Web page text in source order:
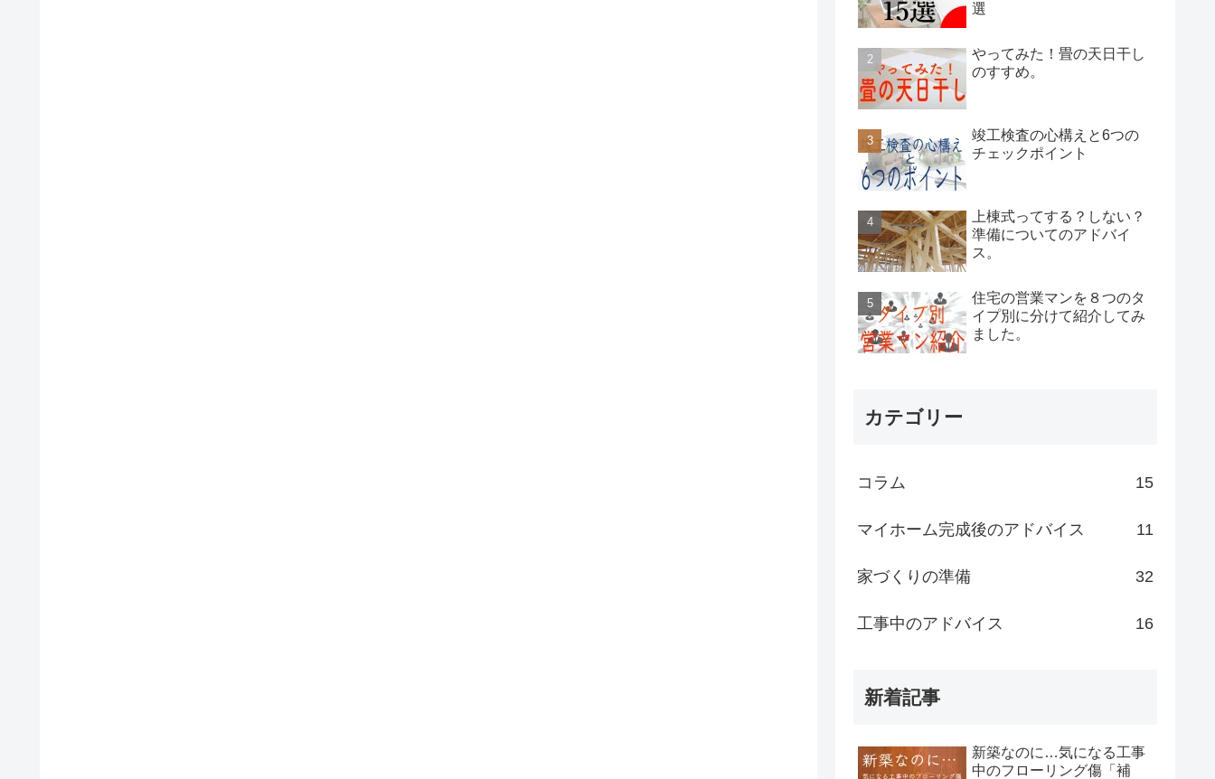
選
やってみた！畳の天日干し
のすすめ。
竣工検査の心構えと6つの
チェックポイント
上棟式ってする？しない？
準備についてのアドバイ
ス。
住宅の営業マンを８つのタ
イプ別に分けて紹介してみ
ました。
カテゴリー
コラム 15
マイホーム完成後のアドバイス 11
家づくりの準備 32
工事中のアドバイス 16
新着記事
新築なのに…気になる工事
中のフローリング傷「補